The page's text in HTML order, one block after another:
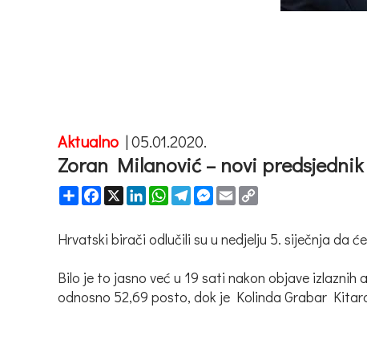
Aktualno |05.01.2020.
Zoran Milanović – novi
ShareFacebook
X LinkedInWhatsApp
TelegramMessenger
Email
Hrvatski birači odlučili su u nedjelju 5. siječnja da
Bilo je to jasno već u 19 sati nakon objave
odnosno 52,69 posto, dok je Kolinda Grabar